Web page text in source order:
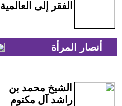
الفقر إلى العالمية
أنصار المرأة
الشيخ محمد بن
راشد آل مكتوم